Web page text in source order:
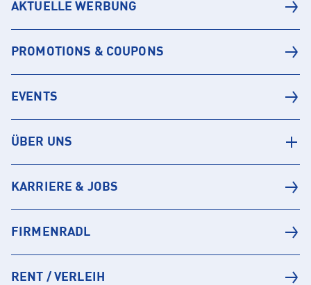
AKTUELLE WERBUNG
PROMOTIONS & COUPONS
EVENTS
ÜBER UNS
KARRIERE & JOBS
FIRMENRADL
RENT / VERLEIH